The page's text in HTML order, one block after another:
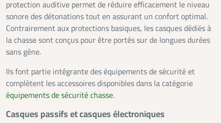
protection auditive permet de réduire efficacement le niveau
sonore des détonations tout en assurant un confort optimal.
Contrairement aux protections basiques, les casques dédiés à
la chasse sont conçus pour être portés sur de longues durées
sans gêne.
Ils font partie intégrante des équipements de sécurité et
complètent les accessoires disponibles dans la catégorie
équipements de sécurité chasse.
Casques passifs et casques électroniques